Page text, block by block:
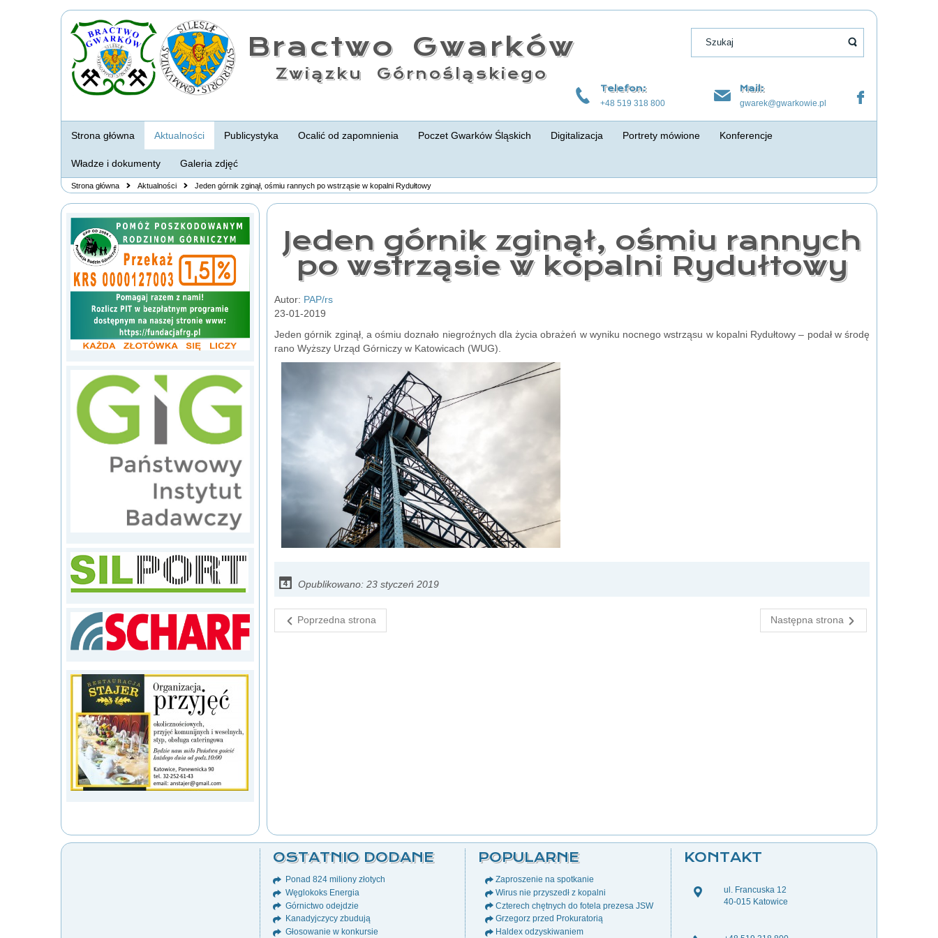
Bractwo Gwarków
Związku Górnośląskiego
Telefon:
+48 519 318 800
Mail:
gwarek@gwarkowie.pl
Strona główna Aktualności Publicystyka Ocalić od zapomnienia Poczet Gwarków Śląskich Digitalizacja Portrety mówione Konferencje
Władze i dokumenty Galeria zdjęć
Strona główna Aktualności Jeden górnik zginął, ośmiu rannych po wstrząsie w kopalni Rydułtowy
Jeden górnik zginął, ośmiu rannych
po wstrząsie w kopalni Rydułtowy
Autor: PAP/rs
23-01-2019
Jeden górnik zginął, a ośmiu doznało niegroźnych dla życia obrażeń w wyniku nocnego wstrząsu w kopalni Rydułtowy – podał w środę
rano Wyższy Urząd Górniczy w Katowicach (WUG).
Opublikowano: 23 styczeń 2019
Poprzedna strona Następna strona
OSTATNIO DODANE
Ponad 824 miliony złotych
Węglokoks Energia
Górnictwo odejdzie
Kanadyjczycy zbudują
Głosowanie w konkursie
POPULARNE
Zaproszenie na spotkanie
Wirus nie przyszedł z kopalni
Czterech chętnych do fotela prezesa JSW
Grzegorz przed Prokuratorią
Haldex odzyskiwaniem
KONTAKT
ul. Francuska 12
40-015 Katowice